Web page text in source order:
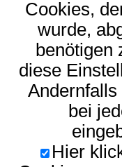
Cookies,
wurde,
benötigen
diese
bei
Hier